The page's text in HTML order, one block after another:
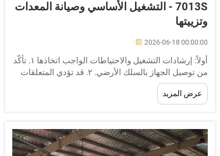
7013S - التشغيل الأساسي وصيانة المعدات
2026-06-18
أولاً: إرشادات التشغيل والاحتياطات الواجب اتخاذها ١. تأكَّد
من توصيل الجهاز بالسلك الأرضي. ٢. قد تؤدي المتعلقات
إلى إصابات جسيمة. لذا، قبل تشغيل الجهاز،
تنظيم الساعات، والأساور وغيرها من الملحقات
مناسب، وربط أطراف الأكمام بإحكام، وربط الشعر
عرض المزيد